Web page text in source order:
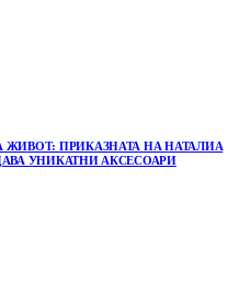
ЖИВОТ: ПРИКАЗНАТА НА НАТАЛИА
УНИКАТНИ АКСЕСОАРИ